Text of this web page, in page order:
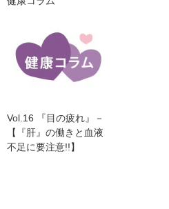
Vol.16 『目の疲れ』－
【『肝』の働きと血液
不足に要注意!!】